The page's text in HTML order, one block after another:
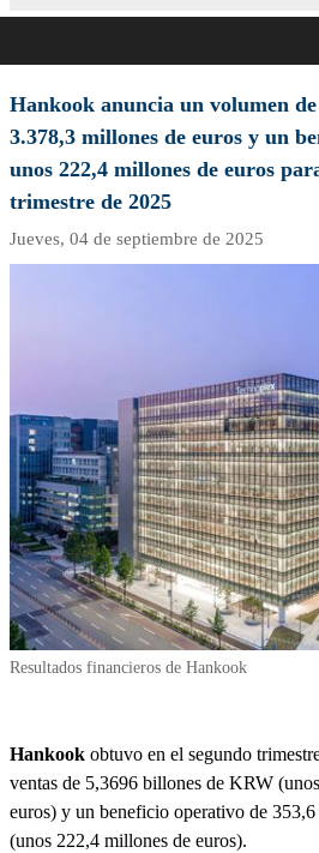
REPORTAJES-ENTREVISTAS
Hankook anuncia un volumen de
3.378,3 millones de euros y un
unos 222,4 millones de euros
trimestre de 2025
Jueves, 04 de septiembre de 2025
Resultados financieros de Hankook
Hankook obtuvo en el segundo
ventas de 5,3696 billones de KRW
euros) y un beneficio operativo de
(unos 222,4 millones de euros).